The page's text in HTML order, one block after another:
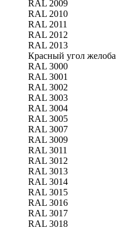
RAL 2009
RAL 2010
RAL 2011
RAL 2012
RAL 2013
Красный угол
RAL 3000
RAL 3001
RAL 3002
RAL 3003
RAL 3004
RAL 3005
RAL 3007
RAL 3009
RAL 3011
RAL 3012
RAL 3013
RAL 3014
RAL 3015
RAL 3016
RAL 3017
RAL 3018